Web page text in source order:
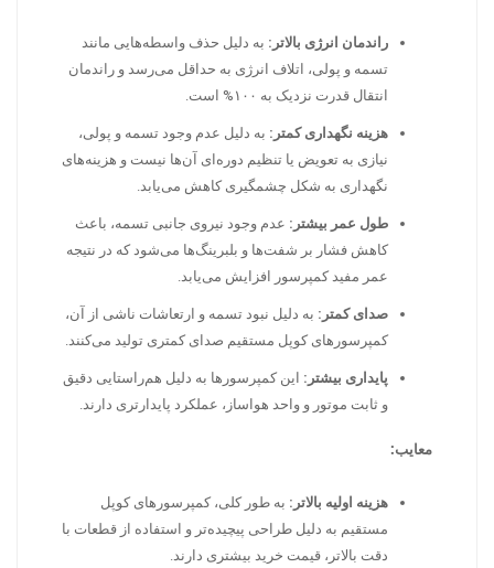
راندمان انرژی بالاتر: به دلیل حذف واسطه‌هایی مانند
تسمه و پولی، اتلاف انرژی به حداقل می‌رسد و راندمان
انتقال قدرت نزدیک به ۱۰۰% است.
هزینه نگهداری کمتر: به دلیل عدم وجود تسمه و پولی،
نیازی به تعویض یا تنظیم دوره‌ای آن‌ها نیست و هزینه‌های
نگهداری به شکل چشمگیری کاهش می‌یابد.
طول عمر بیشتر: عدم وجود نیروی جانبی تسمه، باعث
کاهش فشار بر شفت‌ها و بلبرینگ‌ها می‌شود که در نتیجه
عمر مفید کمپرسور افزایش می‌یابد.
صدای کمتر: به دلیل نبود تسمه و ارتعاشات ناشی از آن،
کمپرسورهای کوپل مستقیم صدای کمتری تولید می‌کنند.
پایداری بیشتر: این کمپرسورها به دلیل هم‌راستایی دقیق
و ثابت موتور و واحد هواساز، عملکرد پایدارتری دارند.
معایب:
هزینه اولیه بالاتر: به طور کلی، کمپرسورهای کوپل
مستقیم به دلیل طراحی پیچیده‌تر و استفاده از قطعات با
دقت بالاتر، قیمت خرید بیشتری دارند.